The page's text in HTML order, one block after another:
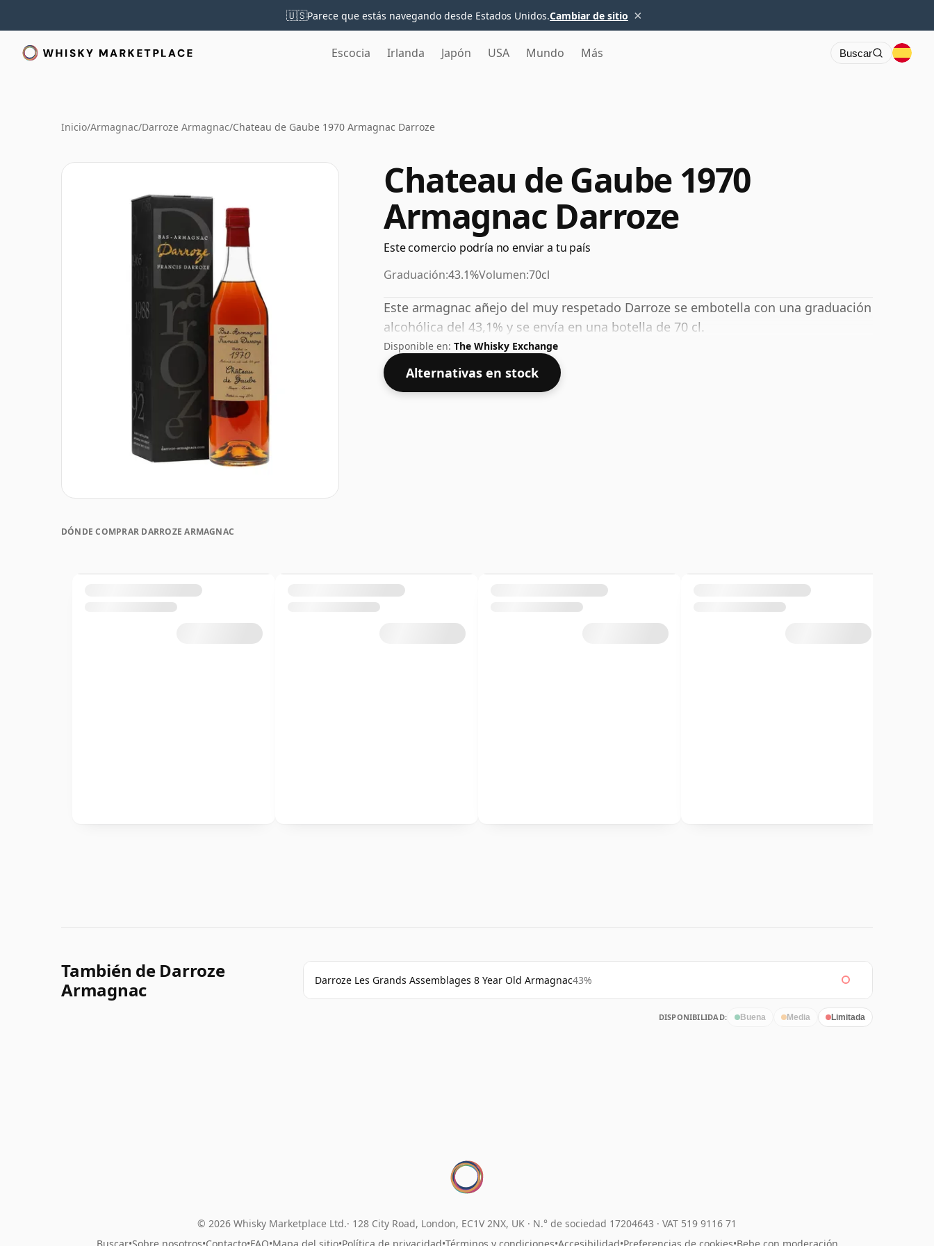
🇺🇸Parece que estás navegando desde Estados Unidos.Cambiar de sitio ×
Escocia Irlanda Japón USA Mundo Más Buscar
Inicio/Armagnac/Darroze Armagnac/Chateau de Gaube 1970 Armagnac Darroze
Chateau de Gaube 1970
Armagnac Darroze
Este comercio podría no enviar a tu país
Graduación:43.1%Volumen:70cl
Este armagnac añejo del muy respetado Darroze se embotella con una graduación
alcohólica del 43,1% y se envía en una botella de 70 cl.
Disponible en: The Whisky Exchange
Alternativas en stock
DÓNDE COMPRAR DARROZE ARMAGNAC
También de Darroze
Armagnac
Darroze Les Grands Assemblages 8 Year Old Armagnac43%
DISPONIBILIDAD: Buena Media Limitada
© 2026 Whisky Marketplace Ltd. 128 City Road, London, EC1V 2NX, UK · N.° de sociedad 17204643 · VAT 519 9116 71